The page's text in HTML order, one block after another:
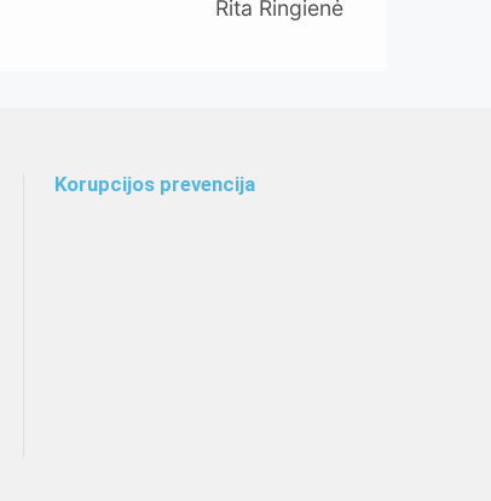
Rita Ringienė
Korupcijos prevencija